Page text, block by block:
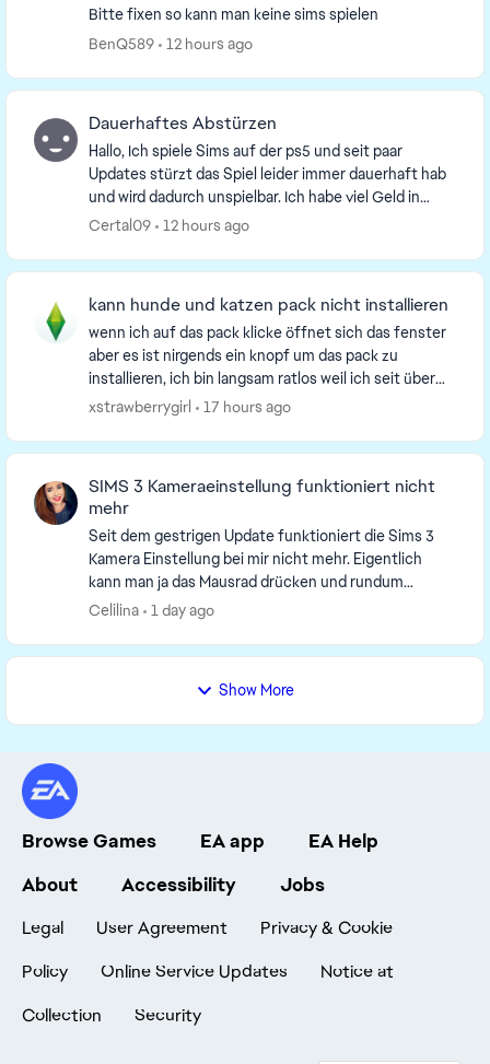
Bitte fixen so kann man keine sims spielen
BenQ589
12 hours ago
Dauerhaftes Abstürzen
Hallo, Ich spiele Sims auf der ps5 und seit paar
Updates stürzt das Spiel leider immer dauerhaft hab
und wird dadurch unspielbar. Ich habe viel Geld in
DLC's gesteckt und fände es cool wenn dort der...
Certal09 12 hours ago
kann hunde und katzen pack nicht installieren
wenn ich auf das pack klicke öffnet sich das fenster
aber es ist nirgends ein knopf um das pack zu
installieren, ich bin langsam ratlos weil ich seit über
einem monat das pack nicht nutzen kann weil ...
xstrawberrygirl 17 hours ago
SIMS 3 Kameraeinstellung funktioniert nicht
mehr
Seit dem gestrigen Update funktioniert die Sims 3
Kamera Einstellung bei mir nicht mehr. Eigentlich
kann man ja das Mausrad drücken und rundum
schwenken.. das funktioniert bei mir seit gestern
Celilina 1 day ago
Show More
Browse Games EA app
EA Help
About
Accessibility Jobs
Legal User Agreement
Privacy & Cookie
Policy
Online Service Updates
Notice at
Collection
Security